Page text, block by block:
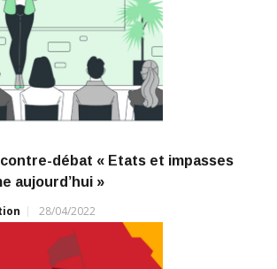
débat « Etats et impasses
aujourd’hui »
28/04/2022